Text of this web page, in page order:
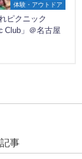
体験・アウトドア
ピクニック
Club」＠名古屋
事